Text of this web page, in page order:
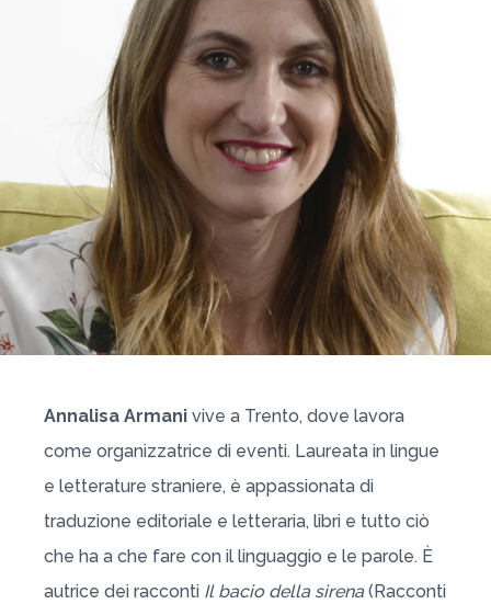
Annalisa Armani vive a Trento, dove lavora
come organizzatrice di eventi. Laureata in lingue
e letterature straniere, è appassionata di
traduzione editoriale e letteraria, libri e tutto ciò
che ha a che fare con il linguaggio e le parole. È
autrice dei racconti Il bacio della sirena(Racconti